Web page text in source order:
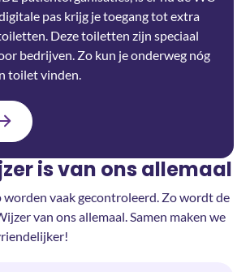
pas krijg je toegang tot extra
Deze toiletten zijn speciaal
bedrijven. Zo kun je onderweg nóg
toilet vinden.
is van ons allemaal
worden vaak gecontroleerd. Zo wordt de
van ons allemaal. Samen maken we